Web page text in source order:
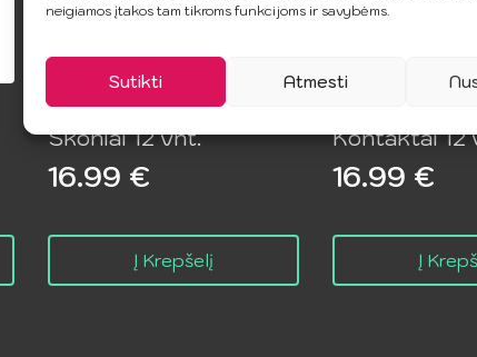
neigiamos įtakos tam tikroms funkcijoms ir savybėms.
Sutikti Atmesti
DUREX – Vaisių
Skoniai 12 vnt.
16.99 €
Į Krepšelį
Kontaktai 12
16.99 €
Į